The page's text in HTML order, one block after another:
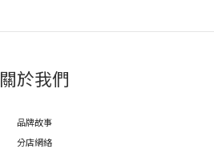
關於我們
品牌故事
分店網絡